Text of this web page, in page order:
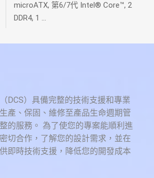
microATX, 第6/7代 Intel® Core™, 2
DDR4, 1 ...
DCS）具備完整的技術支援和專業
產、保固、維修至產品生命週期管
的服務。 為了使您的專案能順利進
切合作，了解您的設計需求，並在
即時技術支援，降低您的開發成本